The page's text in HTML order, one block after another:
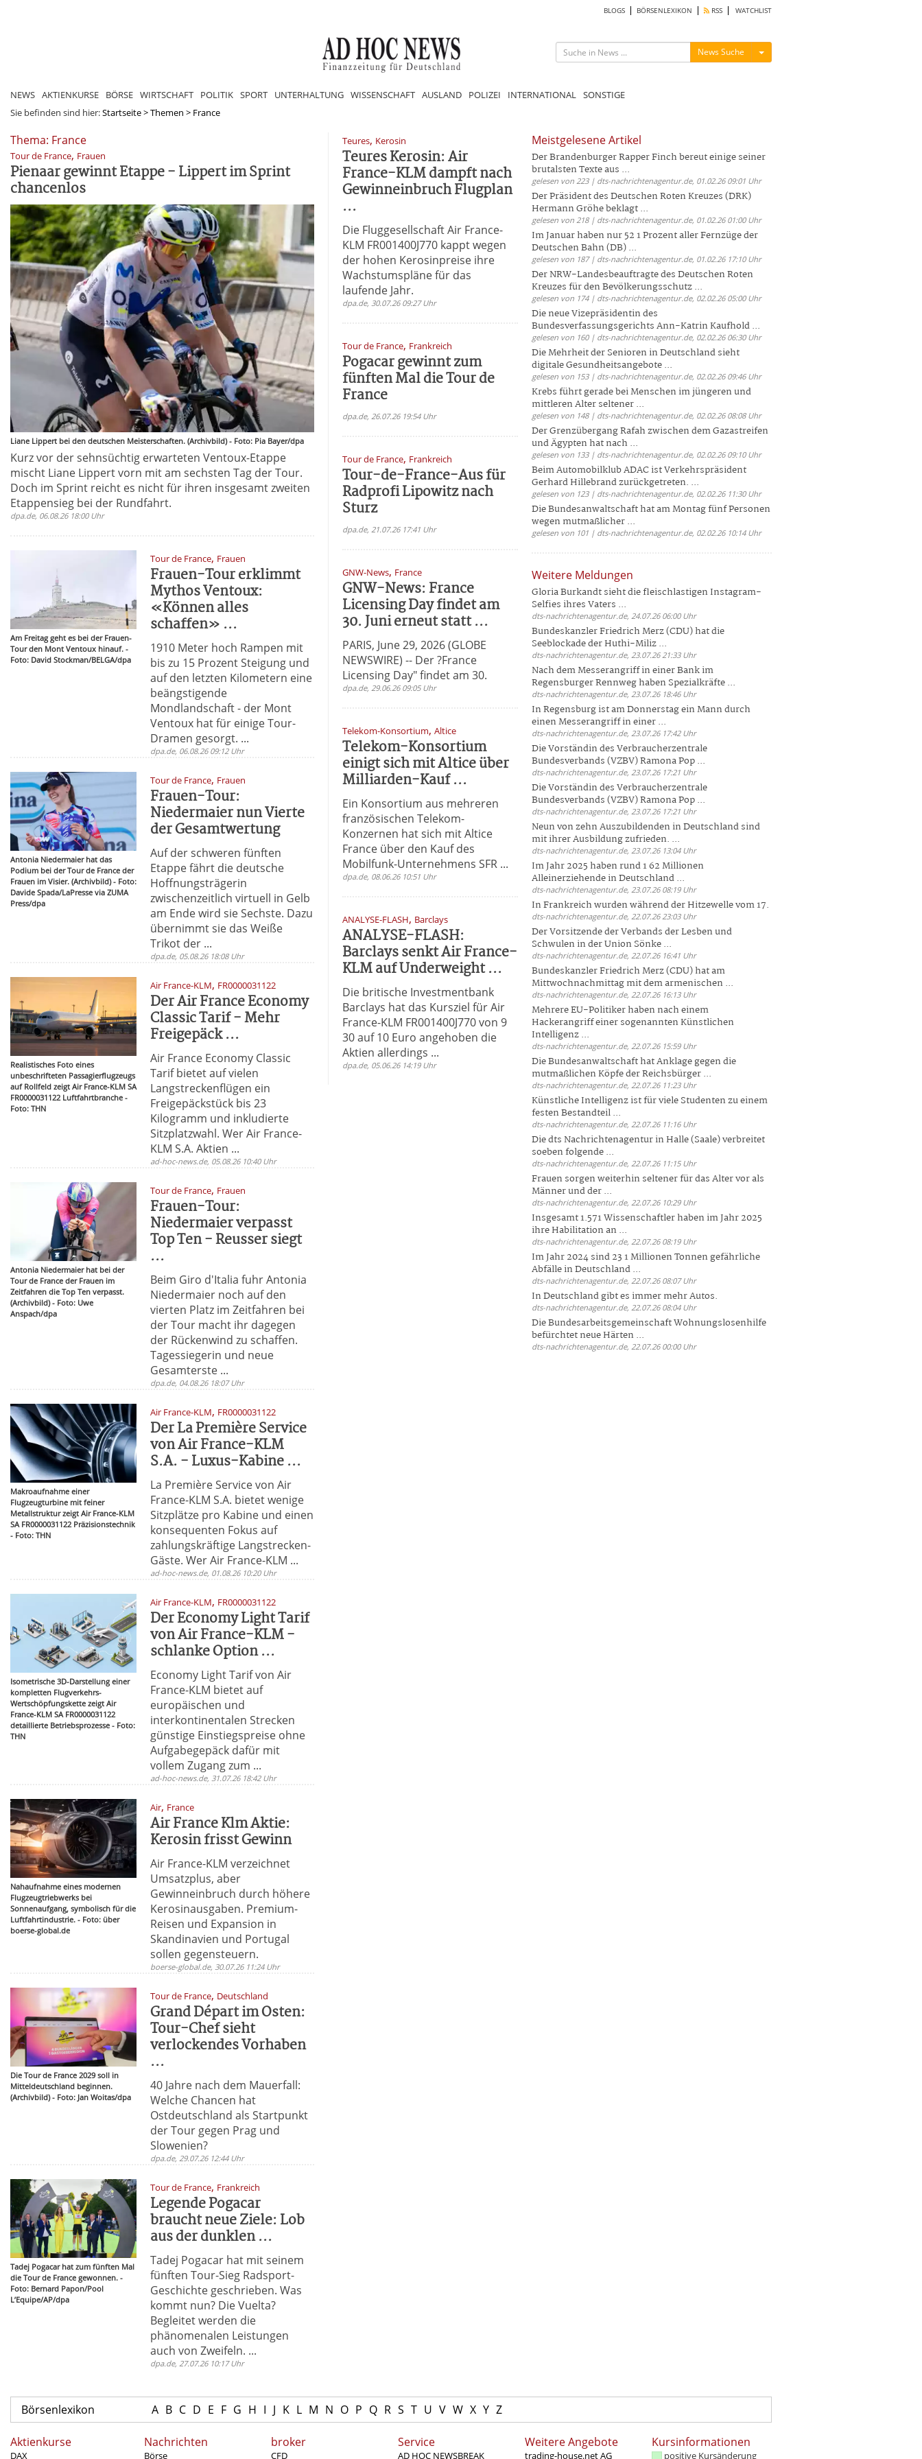
BLOGS BÖRSENLEXIKON RSS WATCHLIST
News Suche Menü ein-/ausblenden
NEWS AKTIENKURSE BÖRSE WIRTSCHAFT POLITIK SPORT UNTERHALTUNG WISSENSCHAFT AUSLAND POLIZEI INTERNATIONAL SONSTIGE
Sie befinden sind hier:Startseite>Themen > France
Thema: France
Tour de France, Frauen
Pienaar gewinnt Etappe - Lippert im Sprint
chancenlos
Liane Lippert bei den deutschen Meisterschaften. (Archivbild) - Foto: Pia Bayer/dpa
Kurz vor der sehnsüchtig erwarteten Ventoux-Etappe
mischt Liane Lippert vorn mit am sechsten Tag der Tour.
Doch im Sprint reicht es nicht für ihren insgesamt zweiten
Etappensieg bei der Rundfahrt.
dpa.de, 06.08.26 18:00 Uhr
Am Freitag geht es bei der Frauen-
Tour den Mont Ventoux hinauf. -
Foto: David Stockman/BELGA/dpa
Tour de France, Frauen
Frauen-Tour erklimmt
Mythos Ventoux:
«Können alles
schaffen» ...
1910 Meter hoch Rampen mit
bis zu 15 Prozent Steigung und
auf den letzten Kilometern eine
beängstigende
Mondlandschaft - der Mont
Ventoux hat für einige Tour-
Dramen gesorgt. ...
dpa.de, 06.08.26 09:12 Uhr
Antonia Niedermaier hat das
Podium bei der Tour de France der
Frauen im Visier. (Archivbild) - Foto:
Davide Spada/LaPresse via ZUMA
Press/dpa
Tour de France, Frauen
Frauen-Tour:
Niedermaier nun Vierte
der Gesamtwertung
Auf der schweren fünften
Etappe fährt die deutsche
Hoffnungsträgerin
zwischenzeitlich virtuell in Gelb
am Ende wird sie Sechste. Dazu
übernimmt sie das Weiße
Trikot der ...
dpa.de, 05.08.26 18:08 Uhr
Realistisches Foto eines
unbeschrifteten Passagierflugzeugs
auf Rollfeld zeigt Air France-KLM SA
FR0000031122 Luftfahrtbranche -
Foto: THN
Air France-KLM, FR0000031122
Der Air France Economy
Classic Tarif - Mehr
Freigepäck ...
Air France Economy Classic
Tarif bietet auf vielen
Langstreckenflügen ein
Freigepäckstück bis 23
Kilogramm und inkludierte
Sitzplatzwahl. Wer Air France-
KLM S.A. Aktien ...
ad-hoc-news.de, 05.08.26 10:40 Uhr
Antonia Niedermaier hat bei der
Tour de France der Frauen im
Zeitfahren die Top Ten verpasst.
(Archivbild) - Foto: Uwe
Anspach/dpa
Tour de France, Frauen
Frauen-Tour:
Niedermaier verpasst
Top Ten - Reusser siegt
...
Beim Giro d'Italia fuhr Antonia
Niedermaier noch auf den
vierten Platz im Zeitfahren bei
der Tour macht ihr dagegen
der Rückenwind zu schaffen.
Tagessiegerin und neue
Gesamterste ...
dpa.de, 04.08.26 18:07 Uhr
Makroaufnahme einer
Flugzeugturbine mit feiner
Metallstruktur zeigt Air France-KLM
SA FR0000031122 Präzisionstechnik
- Foto: THN
Air France-KLM, FR0000031122
Der La Première Service
von Air France-KLM
S.A. - Luxus-Kabine ...
La Première Service von Air
France-KLM S.A. bietet wenige
Sitzplätze pro Kabine und einen
konsequenten Fokus auf
zahlungskräftige Langstrecken-
Gäste. Wer Air France-KLM ...
ad-hoc-news.de, 01.08.26 10:20 Uhr
Isometrische 3D-Darstellung einer
kompletten Flugverkehrs-
Wertschöpfungskette zeigt Air
France-KLM SA FR0000031122
detaillierte Betriebsprozesse - Foto:
THN
Air France-KLM, FR0000031122
Der Economy Light Tarif
von Air France-KLM -
schlanke Option ...
Economy Light Tarif von Air
France-KLM bietet auf
europäischen und
interkontinentalen Strecken
günstige Einstiegspreise ohne
Aufgabegepäck dafür mit
vollem Zugang zum ...
ad-hoc-news.de, 31.07.26 18:42 Uhr
Nahaufnahme eines modernen
Flugzeugtriebwerks bei
Sonnenaufgang, symbolisch für die
Luftfahrtindustrie. - Foto: über
boerse-global.de
Air, France
Air France Klm Aktie:
Kerosin frisst Gewinn
Air France-KLM verzeichnet
Umsatzplus, aber
Gewinneinbruch durch höhere
Kerosinausgaben. Premium-
Reisen und Expansion in
Skandinavien und Portugal
sollen gegensteuern.
boerse-global.de, 30.07.26 11:24 Uhr
Die Tour de France 2029 soll in
Mitteldeutschland beginnen.
(Archivbild) - Foto: Jan Woitas/dpa
Tour de France, Deutschland
Grand Départ im Osten:
Tour-Chef sieht
verlockendes Vorhaben
...
40 Jahre nach dem Mauerfall:
Welche Chancen hat
Ostdeutschland als Startpunkt
der Tour gegen Prag und
Slowenien?
dpa.de, 29.07.26 12:44 Uhr
Tadej Pogacar hat zum fünften Mal
die Tour de France gewonnen. -
Foto: Bernard Papon/Pool
L’Equipe/AP/dpa
Tour de France, Frankreich
Legende Pogacar
braucht neue Ziele: Lob
aus der dunklen ...
Tadej Pogacar hat mit seinem
fünften Tour-Sieg Radsport-
Geschichte geschrieben. Was
kommt nun? Die Vuelta?
Begleitet werden die
phänomenalen Leistungen
auch von Zweifeln. ...
dpa.de, 27.07.26 10:17 Uhr
Teures, Kerosin
Teures Kerosin: Air
France-KLM dampft nach
Gewinneinbruch Flugplan
...
Die Fluggesellschaft Air France-
KLM FR001400J770 kappt wegen
der hohen Kerosinpreise ihre
Wachstumspläne für das
laufende Jahr.
dpa.de, 30.07.26 09:27 Uhr
Tour de France, Frankreich
Pogacar gewinnt zum
fünften Mal die Tour de
France
dpa.de, 26.07.26 19:54 Uhr
Tour de France, Frankreich
Tour-de-France-Aus für
Radprofi Lipowitz nach
Sturz
dpa.de, 21.07.26 17:41 Uhr
GNW-News, France
GNW-News: France
Licensing Day findet am
30. Juni erneut statt ...
PARIS, June 29, 2026 (GLOBE
NEWSWIRE) -- Der ?France
Licensing Day" findet am 30.
dpa.de, 29.06.26 09:05 Uhr
Telekom-Konsortium, Altice
Telekom-Konsortium
einigt sich mit Altice über
Milliarden-Kauf ...
Ein Konsortium aus mehreren
französischen Telekom-
Konzernen hat sich mit Altice
France über den Kauf des
Mobilfunk-Unternehmens SFR ...
dpa.de, 08.06.26 10:51 Uhr
ANALYSE-FLASH, Barclays
ANALYSE-FLASH:
Barclays senkt Air France-
KLM auf Underweight ...
Die britische Investmentbank
Barclays hat das Kursziel für Air
France-KLM FR001400J770 von 9
30 auf 10 Euro angehoben die
Aktien allerdings ...
dpa.de, 05.06.26 14:19 Uhr
Meistgelesene Artikel
Der Brandenburger Rapper Finch bereut einige seiner
brutalsten Texte aus ...
gelesen von 223 | dts-nachrichtenagentur.de, 01.02.26 09:01 Uhr
Der Präsident des Deutschen Roten Kreuzes (DRK)
Hermann Gröhe beklagt ...
gelesen von 218 | dts-nachrichtenagentur.de, 01.02.26 01:00 Uhr
Im Januar haben nur 52 1 Prozent aller Fernzüge der
Deutschen Bahn (DB) ...
gelesen von 187 | dts-nachrichtenagentur.de, 01.02.26 17:10 Uhr
Der NRW-Landesbeauftragte des Deutschen Roten
Kreuzes für den Bevölkerungsschutz ...
gelesen von 174 | dts-nachrichtenagentur.de, 02.02.26 05:00 Uhr
Die neue Vizepräsidentin des
Bundesverfassungsgerichts Ann-Katrin Kaufhold ...
gelesen von 160 | dts-nachrichtenagentur.de, 02.02.26 06:30 Uhr
Die Mehrheit der Senioren in Deutschland sieht
digitale Gesundheitsangebote ...
gelesen von 153 | dts-nachrichtenagentur.de, 02.02.26 09:46 Uhr
Krebs führt gerade bei Menschen im jüngeren und
mittleren Alter seltener ...
gelesen von 148 | dts-nachrichtenagentur.de, 02.02.26 08:08 Uhr
Der Grenzübergang Rafah zwischen dem Gazastreifen
und Ägypten hat nach ...
gelesen von 133 | dts-nachrichtenagentur.de, 02.02.26 09:10 Uhr
Beim Automobilklub ADAC ist Verkehrspräsident
Gerhard Hillebrand zurückgetreten. ...
gelesen von 123 | dts-nachrichtenagentur.de, 02.02.26 11:30 Uhr
Die Bundesanwaltschaft hat am Montag fünf Personen
wegen mutmaßlicher ...
gelesen von 101 | dts-nachrichtenagentur.de, 02.02.26 10:14 Uhr
Weitere Meldungen
Gloria Burkandt sieht die fleischlastigen Instagram-
Selfies ihres Vaters ...
dts-nachrichtenagentur.de, 24.07.26 06:00 Uhr
Bundeskanzler Friedrich Merz (CDU) hat die
Seeblockade der Huthi-Miliz ...
dts-nachrichtenagentur.de, 23.07.26 21:33 Uhr
Nach dem Messerangriff in einer Bank im
Regensburger Rennweg haben Spezialkräfte ...
dts-nachrichtenagentur.de, 23.07.26 18:46 Uhr
In Regensburg ist am Donnerstag ein Mann durch
einen Messerangriff in einer ...
dts-nachrichtenagentur.de, 23.07.26 17:42 Uhr
Die Vorständin des Verbraucherzentrale
Bundesverbands (VZBV) Ramona Pop ...
dts-nachrichtenagentur.de, 23.07.26 17:21 Uhr
Die Vorständin des Verbraucherzentrale
Bundesverbands (VZBV) Ramona Pop ...
dts-nachrichtenagentur.de, 23.07.26 17:21 Uhr
Neun von zehn Auszubildenden in Deutschland sind
mit ihrer Ausbildung zufrieden. ...
dts-nachrichtenagentur.de, 23.07.26 13:04 Uhr
Im Jahr 2025 haben rund 1 62 Millionen
Alleinerziehende in Deutschland ...
dts-nachrichtenagentur.de, 23.07.26 08:19 Uhr
In Frankreich wurden während der Hitzewelle vom 17.
dts-nachrichtenagentur.de, 22.07.26 23:03 Uhr
Der Vorsitzende der Verbands der Lesben und
Schwulen in der Union Sönke ...
dts-nachrichtenagentur.de, 22.07.26 16:41 Uhr
Bundeskanzler Friedrich Merz (CDU) hat am
Mittwochnachmittag mit dem armenischen ...
dts-nachrichtenagentur.de, 22.07.26 16:13 Uhr
Mehrere EU-Politiker haben nach einem
Hackerangriff einer sogenannten Künstlichen
Intelligenz ...
dts-nachrichtenagentur.de, 22.07.26 15:59 Uhr
Die Bundesanwaltschaft hat Anklage gegen die
mutmaßlichen Köpfe der Reichsbürger ...
dts-nachrichtenagentur.de, 22.07.26 11:23 Uhr
Künstliche Intelligenz ist für viele Studenten zu einem
festen Bestandteil ...
dts-nachrichtenagentur.de, 22.07.26 11:16 Uhr
Die dts Nachrichtenagentur in Halle (Saale) verbreitet
soeben folgende ...
dts-nachrichtenagentur.de, 22.07.26 11:15 Uhr
Frauen sorgen weiterhin seltener für das Alter vor als
Männer und der ...
dts-nachrichtenagentur.de, 22.07.26 10:29 Uhr
Insgesamt 1.571 Wissenschaftler haben im Jahr 2025
ihre Habilitation an ...
dts-nachrichtenagentur.de, 22.07.26 08:19 Uhr
Im Jahr 2024 sind 23 1 Millionen Tonnen gefährliche
Abfälle in Deutschland ...
dts-nachrichtenagentur.de, 22.07.26 08:07 Uhr
In Deutschland gibt es immer mehr Autos.
dts-nachrichtenagentur.de, 22.07.26 08:04 Uhr
Die Bundesarbeitsgemeinschaft Wohnungslosenhilfe
befürchtet neue Härten ...
dts-nachrichtenagentur.de, 22.07.26 00:00 Uhr
Börsenlexikon A B C D E F G H I J K L M N O P Q R S T U V W X Y Z
Aktienkurse
DAX
Nachrichten
Börse
broker
CFD
Service
AD HOC NEWSBREAK
Weitere Angebote
trading-house.net AG
Kursinformationen
positive Kursänderung